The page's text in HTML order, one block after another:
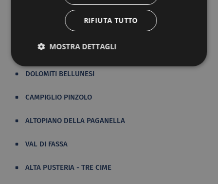
DOLOMITI AMPEZZANE
DOLOMITI BELLUNESI
CAMPIGLIO PINZOLO
ALTOPIANO DELLA PAGANELLA
VAL DI FASSA
ALTA PUSTERIA - TRE CIME
RIFIUTA TUTTO
MOSTRA DETTAGLI